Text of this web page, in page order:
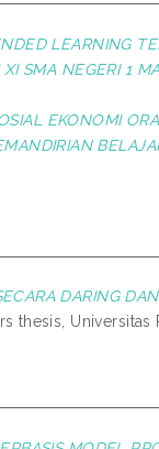
LEARNING
SMA NEGERI 1
EKONOMI
DARING
thesis, Universitas